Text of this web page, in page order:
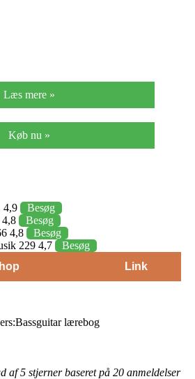
Læs mere »
Køb nu »
4,9
Besøg
Besøg
4,8
Besøg
229 4,7
Besøg
Link
lærebog
af 5 stjerner baseret på 20 anmeldelser